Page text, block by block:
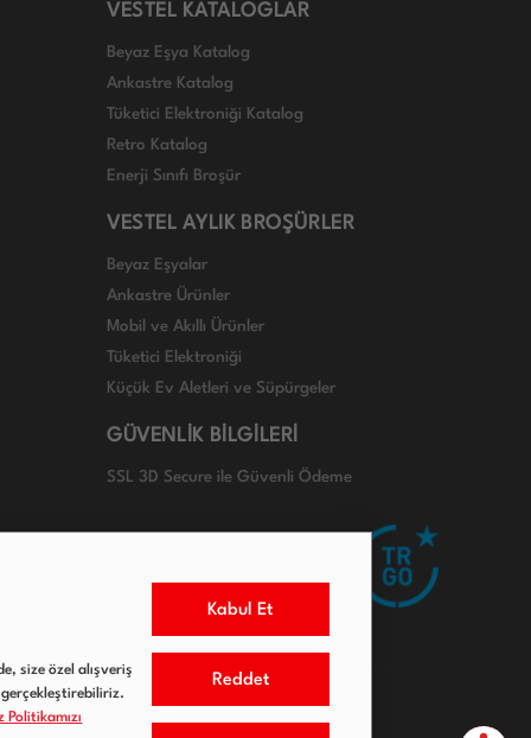
VESTEL KATALOGLAR
Beyaz Eşya Katalog
Ankastre Katalog
Tüketici Elektroniği Katalog
Retro Katalog
Enerji Sınıfı Broşür
VESTEL AYLIK BROŞÜRLER
Beyaz Eşyalar
Ankastre Ürünler
Mobil ve Akıllı Ürünler
Tüketici Elektroniği
Küçük Ev Aletleri ve Süpürgeler
GÜVENLİK BİLGİLERİ
SSL 3D Secure ile Güvenli Ödeme
size özel alışveriş
gerçekleştirebiliriz.
Politikamızı
Kabul Et
Reddet